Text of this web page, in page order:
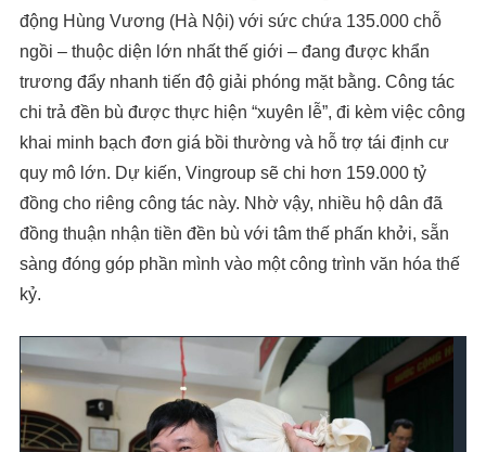
động Hùng Vương (Hà Nội) với sức chứa 135.000 chỗ
ngồi – thuộc diện lớn nhất thế giới – đang được khẩn
trương đẩy nhanh tiến độ giải phóng mặt bằng. Công tác
chi trả đền bù được thực hiện “xuyên lễ”, đi kèm việc công
khai minh bạch đơn giá bồi thường và hỗ trợ tái định cư
quy mô lớn. Dự kiến, Vingroup sẽ chi hơn 159.000 tỷ
đồng cho riêng công tác này. Nhờ vậy, nhiều hộ dân đã
đồng thuận nhận tiền đền bù với tâm thế phấn khởi, sẵn
sàng đóng góp phần mình vào một công trình văn hóa thế
kỷ.